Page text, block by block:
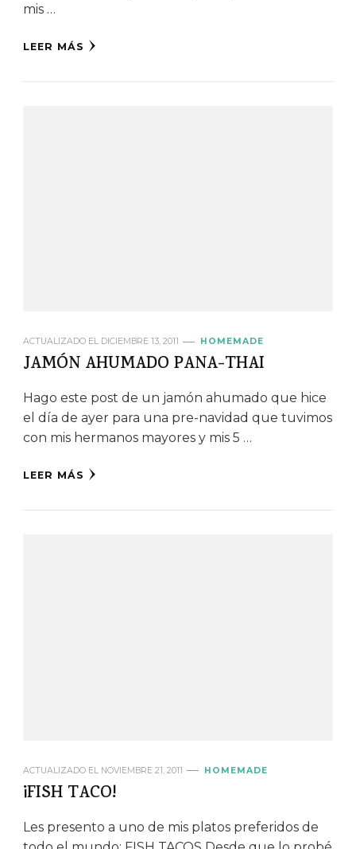
mis …
LEER MÁS
ACTUALIZADO EL DICIEMBRE 13, 2011 HOMEMADE
JAMÓN AHUMADO PANA-THAI
Hago este post de un jamón ahumado que hice
el día de ayer para una pre-navidad que tuvimos
con mis hermanos mayores y mis 5 …
LEER MÁS
ACTUALIZADO EL NOVIEMBRE 21, 2011 HOMEMADE
¡FISH TACO!
Les presento a uno de mis platos preferidos de